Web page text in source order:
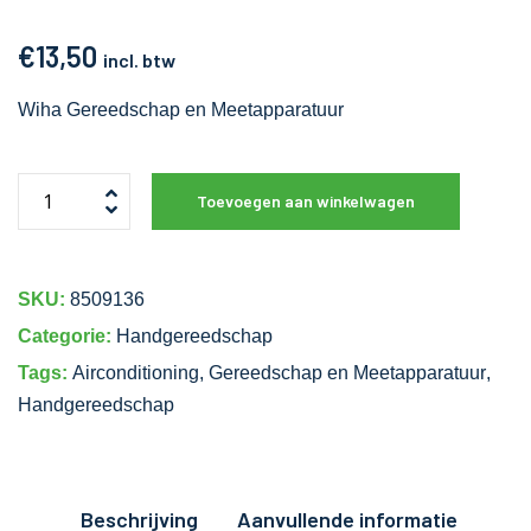
€13,50 incl. btw
Wiha Gereedschap en Meetapparatuur
Toevoegen aan winkelwagen
SKU: 8509136
Categorie: Handgereedschap
Tags: Airconditioning, Gereedschap en Meetapparatuur,
Handgereedschap
Beschrijving Aanvullende informatie